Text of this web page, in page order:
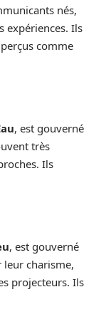
nés,
expériences. Ils
comme
, est gouverné
très
Ils
, est gouverné
leur charisme,
projecteurs. Ils